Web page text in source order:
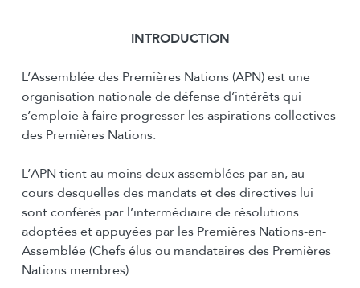
INTRODUCTION
L’Assemblée des Premières Nations (APN) est une
organisation nationale de défense d’intérêts qui
s’emploie à faire progresser les aspirations collectives
des Premières Nations.
L’APN tient au moins deux assemblées par an, au
cours desquelles des mandats et des directives lui
sont conférés par l’intermédiaire de résolutions
adoptées et appuyées par les Premières Nations-en-
Assemblée (Chefs élus ou mandataires des Premières
Nations membres).